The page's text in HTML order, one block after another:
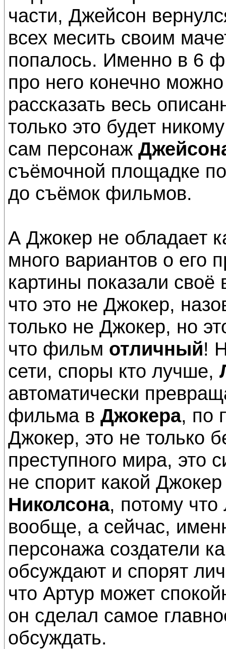
части, Джейсон
всех месить своим
попалось. Именно в 6
про него конечно
рассказать весь
только это будет
сам персонаж
съёмочной площадке
до съёмок фильмов.
А Джокер не обладает
много вариантов о его
картины показали своё
что это не Джокер,
только не Джокер, но
что фильм отличный!
сети, споры кто лучше,
автоматически
фильма в Джокера, по
Джокер, это не только
преступного мира, это
не спорит какой
Николсона, потому
вообще, а сейчас,
персонажа создатели
обсуждают и спорят
что Артур может
он сделал самое
обсуждать.